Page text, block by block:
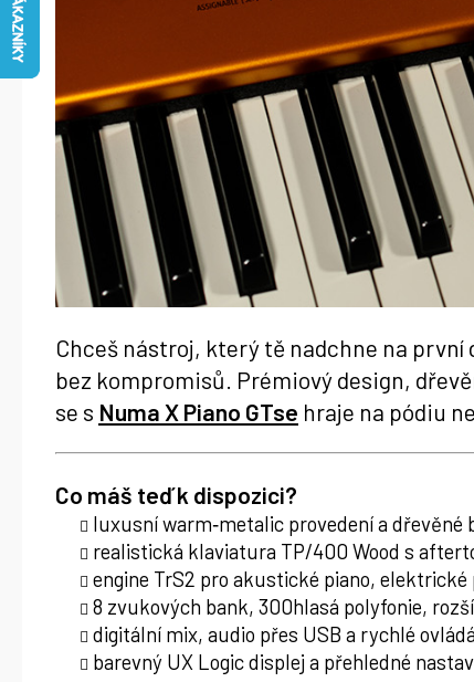
Chceš nástroj, který tě nadchne na
bez kompromisů. Prémiový design,
se s Numa X Piano GTse hraje na pódiu
Co máš teď k dispozici?
luxusní warm‑metalic provedení a dřevěné
realistická klaviatura TP/400 Wood s
engine TrS2 pro akustické piano, elektrické
8 zvukových bank, 300hlasá polyfonie,
digitální mix, audio přes USB a rychlé
barevný UX Logic displej a přehledné